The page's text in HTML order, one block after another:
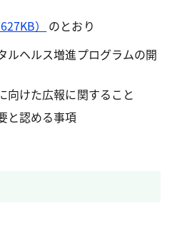
）
のとおり
ルヘルス増進プログラムの開
向けた広報に関すること
と認める事項